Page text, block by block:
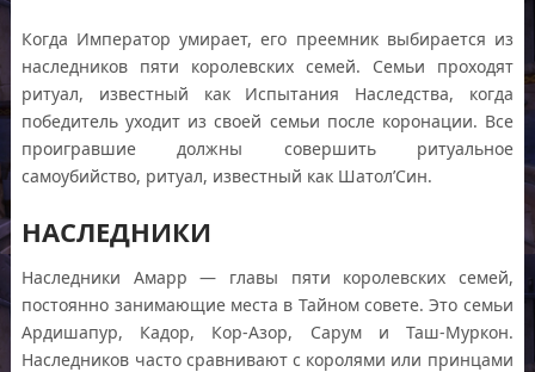
Когда Император умирает, его преемник выбирается из
наследников пяти королевских семей. Семьи проходят
ритуал, известный как Испытания Наследства, когда
победитель уходит из своей семьи после коронации. Все
проигравшие должны совершить ритуальное
самоубийство, ритуал, известный как Шатол’Син.
НАСЛЕДНИКИ
Наследники Амарр — главы пяти королевских семей,
постоянно занимающие места в Тайном совете. Это семьи
Ардишапур, Кадор, Кор-Азор, Сарум и Таш-Муркон.
Наследников часто сравнивают с королями или принцами